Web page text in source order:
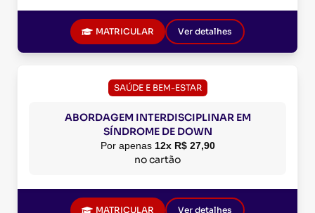
MATRICULAR Ver detalhes
SAÚDE E BEM-ESTAR
ABORDAGEM INTERDISCIPLINAR EM
SÍNDROME DE DOWN
Por apenas 12x R$ 27,90
no cartão
MATRICULAR Ver detalhes